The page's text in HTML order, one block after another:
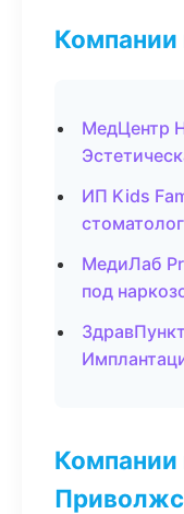
Компании
МедЦентр
ИП Kids
МедиЛаб
под
Компании